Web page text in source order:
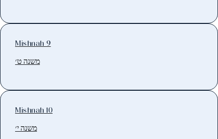
Mishnah 9
משנה ט׳
Mishnah 10
משנה י׳